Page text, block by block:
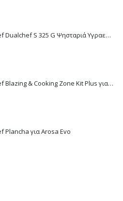
Outdoorchef Dualchef S 325 G Ψησταριά Υγραερίου
Outdoorchef Blazing & Cooking Zone Kit Plus για Ψησταριά Arosa Evo
Plancha για Arosa Evo